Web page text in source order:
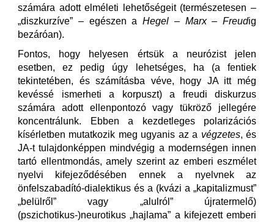
számára adott elméleti lehetőségeit (természetesen –
„diszkurzíve” – egészen a Hegel – Marx– Freudig
bezáróan).
Fontos, hogy helyesen értsük a neurózist jelen
esetben, ez pedig úgy lehetséges, ha (a fentiek
tekintetében, és számításba véve, hogy JA itt még
kevéssé ismerheti a korpuszt) a freudi diskurzus
számára adott ellenpontozó vagy tükröző jellegére
koncentrálunk. Ebben a kezdetleges polarizációs
kísérletben mutatkozik meg ugyanis az a végzetes, és
JA-t tulajdonképpen mindvégig a modernségen innen
tartó ellentmondás, amely szerint az emberi eszmélet
nyelvi kifejeződésében ennek a nyelvnek az
önfelszabadító-dialektikus és a (kvázi a „kapitalizmust”
„belülről” vagy „alulról” újratermelő)
(pszichotikus-)neurotikus „hajlama” a kifejezett emberi